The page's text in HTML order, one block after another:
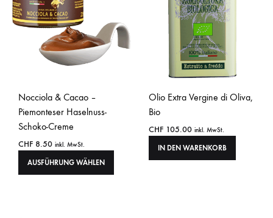
Nocciola & Cacao –
Piemonteser Haselnuss-
Schoko-Creme
CHF 8.50 inkl. MwSt.
AUSFÜHRUNG WÄHLEN
Olio Extra Vergine di Oliva,
Bio
CHF 105.00 inkl. MwSt.
IN DEN WARENKORB